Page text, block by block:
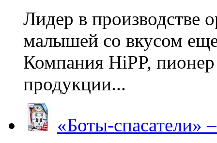
Лидер в производстве
малышей со вкусом
Компания HiPP, пионер
продукции...
«Боты-спасатели»